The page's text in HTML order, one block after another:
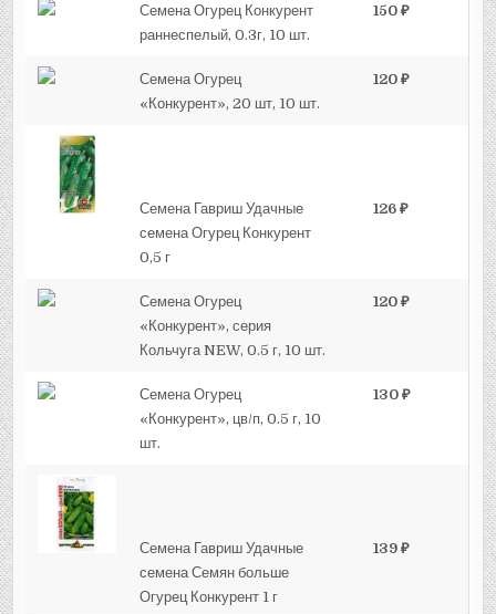
Семена Огурец Конкурент
раннеспелый, 0.3г, 10 шт.
150 ₽
Семена Огурец
«Конкурент», 20 шт, 10 шт.
120 ₽
Семена Гавриш Удачные
семена Огурец Конкурент
0,5 г
126 ₽
Семена Огурец
«Конкурент», серия
Кольчуга NEW, 0.5 г, 10 шт.
120 ₽
Семена Огурец
«Конкурент», цв/​п, 0.5 г, 10
шт.
130 ₽
Семена Гавриш Удачные
семена Семян больше
Огурец Конкурент 1 г
139 ₽